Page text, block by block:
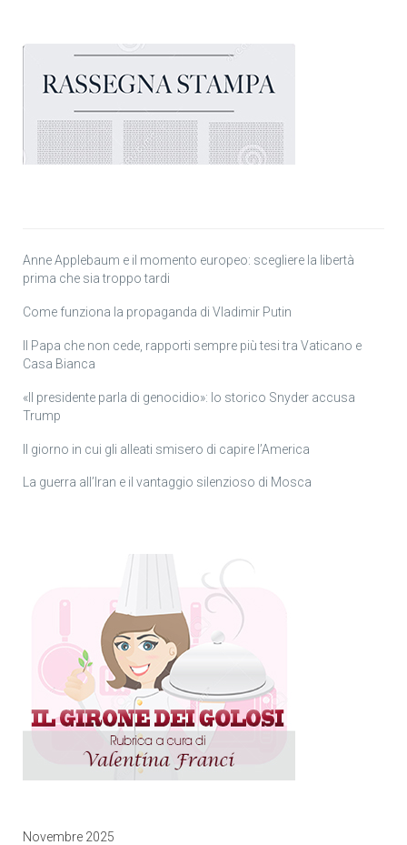
Anne Applebaum e il momento europeo: scegliere la libertà
prima che sia troppo tardi
Come funziona la propaganda di Vladimir Putin
Il Papa che non cede, rapporti sempre più tesi tra Vaticano e
Casa Bianca
«Il presidente parla di genocidio»: lo storico Snyder accusa
Trump
Il giorno in cui gli alleati smisero di capire l’America
La guerra all’Iran e il vantaggio silenzioso di Mosca
Novembre 2025